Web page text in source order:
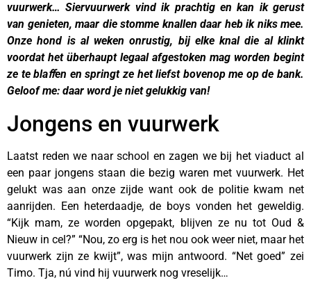
vuurwerk… Siervuurwerk vind ik prachtig en kan ik gerust
van genieten, maar die stomme knallen daar heb ik niks mee.
Onze hond is al weken onrustig, bij elke knal die al klinkt
voordat het überhaupt legaal afgestoken mag worden begint
ze te blaﬀen en springt ze het liefst bovenop me op de bank.
Geloof me: daar word je niet gelukkig van!
Jongens en vuurwerk
Laatst reden we naar school en zagen we bij het viaduct al
een paar jongens staan die bezig waren met vuurwerk. Het
gelukt was aan onze zijde want ook de politie kwam net
aanrijden. Een heterdaadje, de boys vonden het geweldig.
“Kijk mam, ze worden opgepakt, blijven ze nu tot Oud &
Nieuw in cel?” “Nou, zo erg is het nou ook weer niet, maar het
vuurwerk zijn ze kwijt”, was mijn antwoord. “Net goed” zei
Timo. Tja, nú vind hij vuurwerk nog vreselijk…